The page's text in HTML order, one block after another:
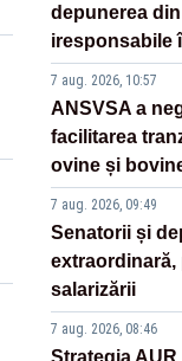
depunerea
iresponsabile
7 aug. 2026, 10:57
ANSVSA a
facilitarea
ovine și
7 aug. 2026, 09:49
Senatorii și
extraordinară,
salarizării
7 aug. 2026, 08:46